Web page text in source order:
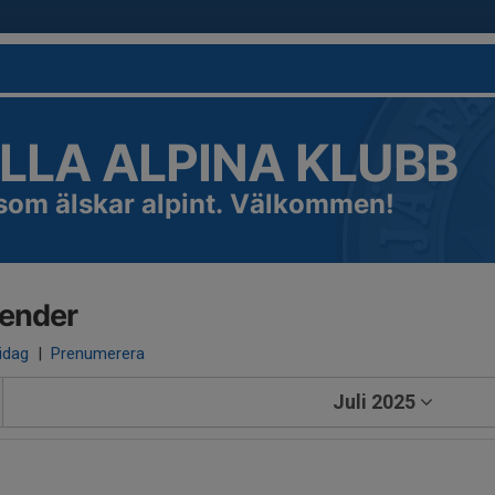
ALPINA KLUBB
älskar alpint. Välkommen!
| Prenumerera
Juli 2025